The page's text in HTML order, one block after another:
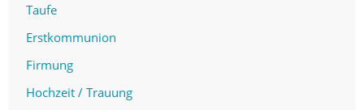
Taufe
Erstkommunion
Firmung
Hochzeit / Trauung